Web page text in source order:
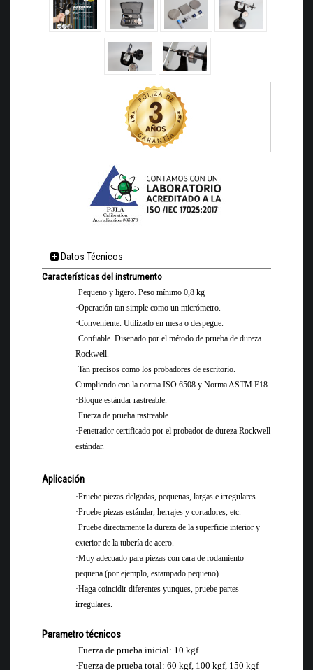
Datos Técnicos
Características del instrumento
·Pequeno y ligero. Peso mínimo 0,8 kg
·Operación tan simple como un micrómetro.
·Conveniente. Utilizado en mesa o despegue.
·Confiable. Disenado por el método de prueba de dureza
Rockwell.
·Tan precisos como los probadores de escritorio.
Cumpliendo con la norma ISO 6508 y Norma ASTM E18.
·Bloque estándar rastreable.
·Fuerza de prueba rastreable.
·Penetrador certificado por el probador de dureza Rockwell
estándar.
Aplicación
·Pruebe piezas delgadas, pequenas, largas e irregulares.
·Pruebe piezas estándar, herrajes y cortadores, etc.
·Pruebe directamente la dureza de la superficie interior y
exterior de la tubería de acero.
·Muy adecuado para piezas con cara de rodamiento
pequena (por ejemplo, estampado pequeno)
·Haga coincidir diferentes yunques, pruebe partes
irregulares.
Parametro técnicos
·Fuerza de prueba inicial: 10 kgf
·Fuerza de prueba total: 60 kgf, 100 kgf, 150 kgf